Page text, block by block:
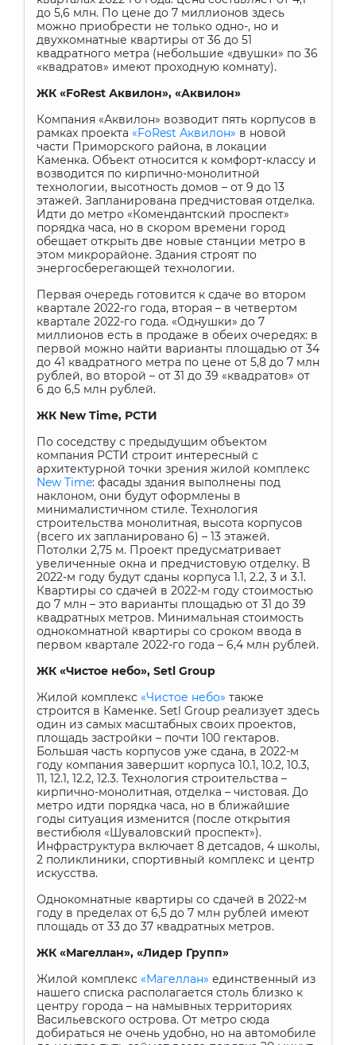
до 5,6 млн. По цене до 7 миллионов здесь
можно приобрести не только одно-, но и
двухкомнатные квартиры от 36 до 51
квадратного метра (небольшие «двушки» по 36
«квадратов» имеют проходную комнату).
ЖК «FoRest Аквилон», «Аквилон»
Компания «Аквилон» возводит пять корпусов в
рамках проекта «FoRest Аквилон» в новой
части Приморского района, в локации
Каменка. Объект относится к комфорт-классу и
возводится по кирпично-монолитной
технологии, высотность домов – от 9 до 13
этажей. Запланирована предчистовая отделка.
Идти до метро «Комендантский проспект»
порядка часа, но в скором времени город
обещает открыть две новые станции метро в
этом микрорайоне. Здания строят по
энергосберегающей технологии.
Первая очередь готовится к сдаче во втором
квартале 2022-го года, вторая – в четвертом
квартале 2022-го года. «Однушки» до 7
миллионов есть в продаже в обеих очередях: в
первой можно найти варианты площадью от 34
до 41 квадратного метра по цене от 5,8 до 7 млн
рублей, во второй – от 31 до 39 «квадратов» от
6 до 6,5 млн рублей.
ЖК New Time, РСТИ
По соседству с предыдущим объектом
компания РСТИ строит интересный с
архитектурной точки зрения жилой комплекс
New Time: фасады здания выполнены под
наклоном, они будут оформлены в
минималистичном стиле. Технология
строительства монолитная, высота корпусов
(всего их запланировано 6) – 13 этажей.
Потолки 2,75 м. Проект предусматривает
увеличенные окна и предчистовую отделку. В
2022-м году будут сданы корпуса 1.1, 2.2, 3 и 3.1.
Квартиры со сдачей в 2022-м году стоимостью
до 7 млн – это варианты площадью от 31 до 39
квадратных метров. Минимальная стоимость
однокомнатной квартиры со сроком ввода в
первом квартале 2022-го года – 6,4 млн рублей.
ЖК «Чистое небо», Setl Group
Жилой комплекс «Чистое небо» также
строится в Каменке. Setl Group реализует здесь
один из самых масштабных своих проектов,
площадь застройки – почти 100 гектаров.
Большая часть корпусов уже сдана, в 2022-м
году компания завершит корпуса 10.1, 10.2, 10.3,
11, 12.1, 12.2, 12.3. Технология строительства –
кирпично-монолитная, отделка – чистовая. До
метро идти порядка часа, но в ближайшие
годы ситуация изменится (после открытия
вестибюля «Шуваловский проспект»).
Инфраструктура включает 8 детсадов, 4 школы,
2 поликлиники, спортивный комплекс и центр
искусства.
Однокомнатные квартиры со сдачей в 2022-м
году в пределах от 6,5 до 7 млн рублей имеют
площадь от 33 до 37 квадратных метров.
ЖК «Магеллан», «Лидер Групп»
Жилой комплекс «Магеллан» единственный из
нашего списка располагается столь близко к
центру города – на намывных территориях
Васильевского острова. От метро сюда
добираться не очень удобно, но на автомобиле